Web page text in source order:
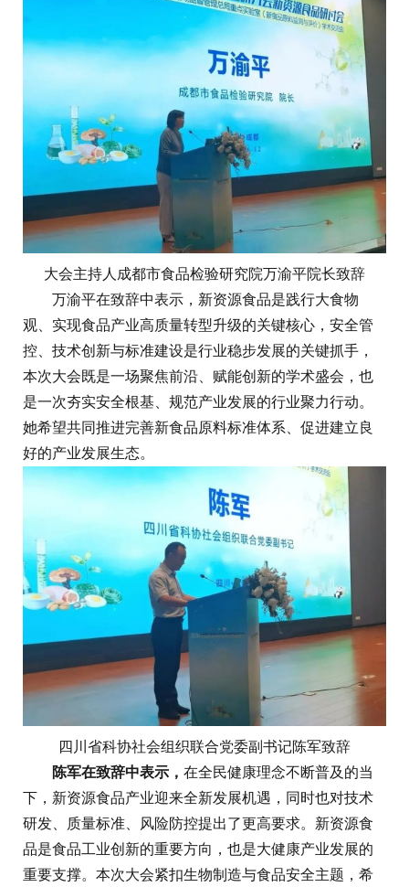
大会主持人成都市食品检验研究院万渝平院长致辞
万渝平在致辞中表示，新资源食品是践行大食物
观、实现食品产业高质量转型升级的关键核心，安全管
控、技术创新与标准建设是行业稳步发展的关键抓手，
本次大会既是一场聚焦前沿、赋能创新的学术盛会，也
是一次夯实安全根基、规范产业发展的行业聚力行动。
她希望共同推进完善新食品原料标准体系、促进建立良
好的产业发展生态。
四川省科协社会组织联合党委副书记陈军致辞
陈军在致辞中表示， 在全民健康理念不断普及的当
下，新资源食品产业迎来全新发展机遇，同时也对技术
研发、质量标准、风险防控提出了更高要求。新资源食
品是食品工业创新的重要方向，也是大健康产业发展的
重要支撑。本次大会紧扣生物制造与食品安全主题，希